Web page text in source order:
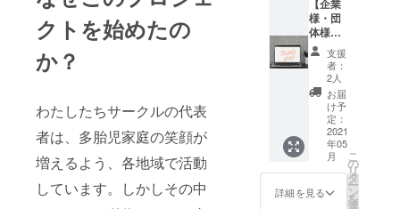
クトを始めたの
か？
わたしたちサークルの代表
者は、多胎児家庭の笑顔が
増えるよう、各地域で活動
しています。しかしその中
サイト
の文字
サイズ
にご指
定がな
い場合
は、大
サイズ
での掲
載とな
ります
等は不
可）。
※サイト
の文字
サイズ
にご指
定がな
い場合
は、大
サイズ
での掲
載とな
ります
きます
（文字
大サイ
ズ）。
ご希望
の名称
を備考
欄にご
記載く
ださ
い。 ※
反社会
的団体
やその
他不適
【企業
様・団
体様向
け】①
お礼の
メール
をお送
りいた
しま
す。②
企業
名・団
体名と
ウェブ
サイト
支援
者：
2人
お届
け予
定：
2021
年05
月
詳細を見る
こ
の
リ
タ
ー
ン
を